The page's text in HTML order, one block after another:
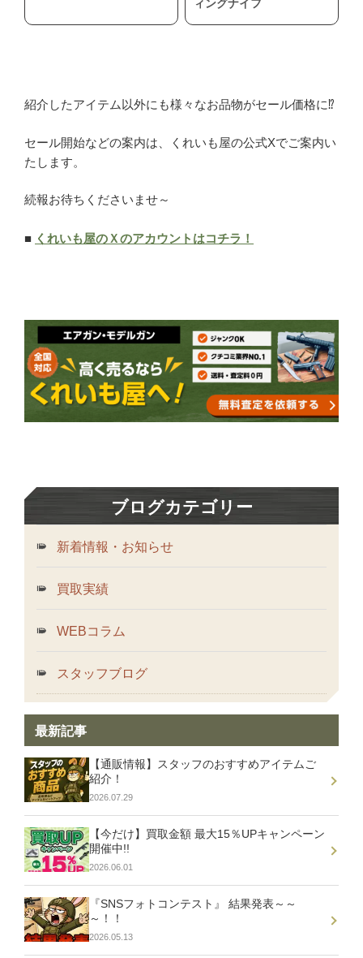
ィングナイフ
紹介したアイテム以外にも様々なお品物がセール価格に⁉
セール開始などの案内は、くれいも屋の公式Xでご案内い
たします。
続報お待ちくださいませ～
■ くれいも屋のＸのアカウントはコチラ！
ブログカテゴリー
新着情報・お知らせ
買取実績
WEBコラム
スタッフブログ
最新記事
【通販情報】スタッフのおすすめアイテムご
紹介！
2026.07.29
【今だけ】買取金額 最大15％UPキャンペーン
開催中!!
2026.06.01
『SNSフォトコンテスト』 結果発表～～
～！！
2026.05.13